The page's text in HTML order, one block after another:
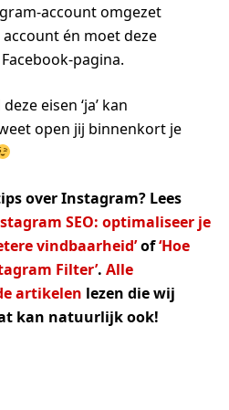
account omgezet
én moet deze
pagina.
eisen ‘ja’ kan
open jij binnenkort je
over Instagram? Lees
SEO: optimaliseer je
vindbaarheid’of‘Hoe
Filter’. Alle
artikelen lezen die wij
kan natuurlijk ook!